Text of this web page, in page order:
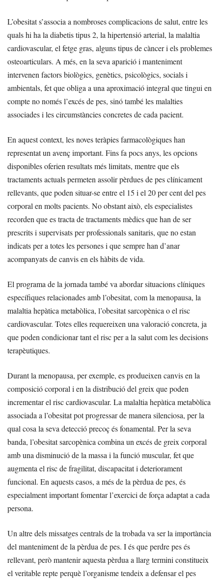
L’obesitat s’associa a nombroses complicacions de salut, entre les
quals hi ha la diabetis tipus 2, la hipertensió arterial, la malaltia
cardiovascular, el fetge gras, alguns tipus de càncer i els problemes
osteoarticulars. A més, en la seva aparició i manteniment
intervenen factors biològics, genètics, psicològics, socials i
ambientals, fet que obliga a una aproximació integral que tingui en
compte no només l’excés de pes, sinó també les malalties
associades i les circumstàncies concretes de cada pacient.
En aquest context, les noves teràpies farmacològiques han
representat un avenç important. Fins fa pocs anys, les opcions
disponibles oferien resultats més limitats, mentre que els
tractaments actuals permeten assolir pèrdues de pes clínicament
rellevants, que poden situar-se entre el 15 i el 20 per cent del pes
corporal en molts pacients. No obstant això, els especialistes
recorden que es tracta de tractaments mèdics que han de ser
prescrits i supervisats per professionals sanitaris, que no estan
indicats per a totes les persones i que sempre han d’anar
acompanyats de canvis en els hàbits de vida.
El programa de la jornada també va abordar situacions clíniques
específiques relacionades amb l’obesitat, com la menopausa, la
malaltia hepàtica metabòlica, l’obesitat sarcopènica o el risc
cardiovascular. Totes elles requereixen una valoració concreta, ja
que poden condicionar tant el risc per a la salut com les decisions
terapèutiques.
Durant la menopausa, per exemple, es produeixen canvis en la
composició corporal i en la distribució del greix que poden
incrementar el risc cardiovascular. La malaltia hepàtica metabòlica
associada a l’obesitat pot progressar de manera silenciosa, per la
qual cosa la seva detecció precoç és fonamental. Per la seva
banda, l’obesitat sarcopènica combina un excés de greix corporal
amb una disminució de la massa i la funció muscular, fet que
augmenta el risc de fragilitat, discapacitat i deteriorament
funcional. En aquests casos, a més de la pèrdua de pes, és
especialment important fomentar l’exercici de força adaptat a cada
persona.
Un altre dels missatges centrals de la trobada va ser la importància
del manteniment de la pèrdua de pes. I és que perdre pes és
rellevant, però mantenir aquesta pèrdua a llarg termini constitueix
el veritable repte perquè l’organisme tendeix a defensar el pes